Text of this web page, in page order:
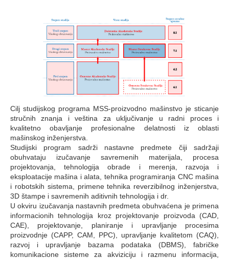
Cilj studijskog programa MSS-proizvodno mašinstvo je sticanje
stručnih znanja i veština za uključivanje u radni proces i
kvalitetno obavljanje profesionalne delatnosti iz oblasti
mašinskog inženjerstva.
Studijski program sadrži nastavne predmete čiji sadržaji
obuhvataju izučavanje savremenih materijala, procesa
projektovanja, tehnologija obrade i merenja, razvoja i
eksploatacije mašina i alata, tehnika programiranja CNC mašina
i robotskih sistema, primene tehnika reverzibilnog inženjerstva,
3D štampe i savremenih aditivnih tehnologija i dr.
U okviru izučavanja nastavnih predmeta obuhvaćena je primena
informacionih tehnologija kroz projektovanje proizvoda (CAD,
CAE), projektovanje, planiranje i upravljanje procesima
proizvodnje (CAPP, CAM, PPC), upravljanje kvalitetom (CAQ),
razvoj i upravljanje bazama podataka (DBMS), fabričke
komunikacione sisteme za akviziciju i razmenu informacija,